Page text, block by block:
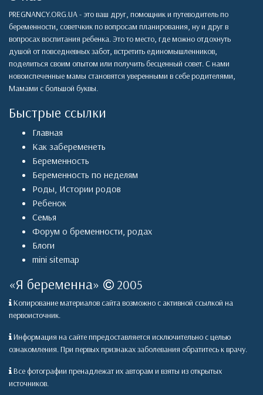
PREGNANCY.ORG.UA - это ваш друг, помощник и путеводитель по
беременности, советчкик по вопросам планирования, ну и друг в
вопросах воспитания ребенка. Это то место, где можно отдохнуть
душой от повседневных забот, встретить единомышленников,
поделиться своим опытом или получить бесценный совет. С нами
новоиспеченные мамы становятся уверенными в себе родителями,
Мамами с большой буквы.
Быстрые ссылки
Главная
Как забеременеть
Беременность
Беременность по неделям
Роды, Истории родов
Ребенок
Семья
Форум о бременности, родах
Блоги
mini sitemap
«Я беременна» 2005
Копирование материалов сайта возможно с активной ссылкой на
первоисточник.
Информация на сайте ппредоставляется исключительно с целью
ознакомления. При первых признаках заболевания обратитесь к врачу.
Все фотографии пренадлежат их авторам и взяты из открытых
источников.